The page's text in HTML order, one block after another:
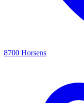
8700 Horsens